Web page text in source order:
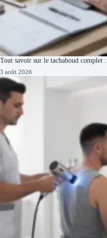
Tout savoir sur le tachahoud complet
3 août 2026